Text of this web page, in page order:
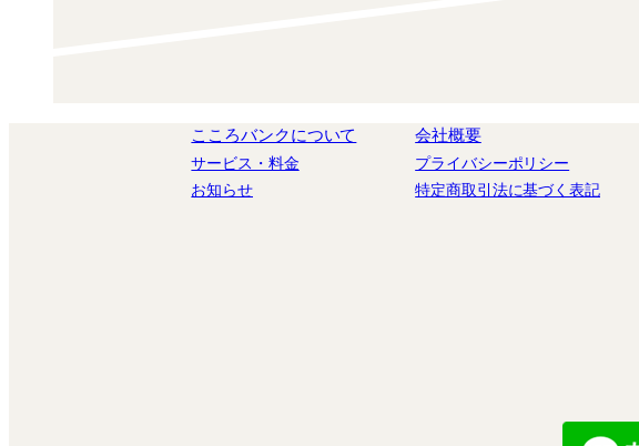
こころバンクについて
サービス・料金
お知らせ
会社概要
プライバシーポリシー
特定商取引法に基づく表記